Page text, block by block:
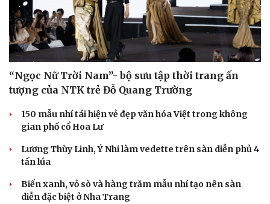
“Ngọc Nữ Trời Nam”- bộ sưu tập thời trang ấn
tượng của NTK trẻ Đỗ Quang Trường
150 mẫu nhí tái hiện vẻ đẹp văn hóa Việt trong không
gian phố cổ Hoa Lư
Lương Thùy Linh, Ý Nhi làm vedette trên sàn diễn phủ 4
tấn lúa
Biển xanh, vỏ sò và hàng trăm mẫu nhí tạo nên sàn
diễn đặc biệt ở Nha Trang